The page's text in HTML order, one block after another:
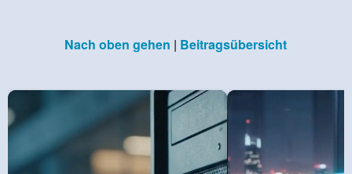
Nach oben gehen | Beitragsübersicht